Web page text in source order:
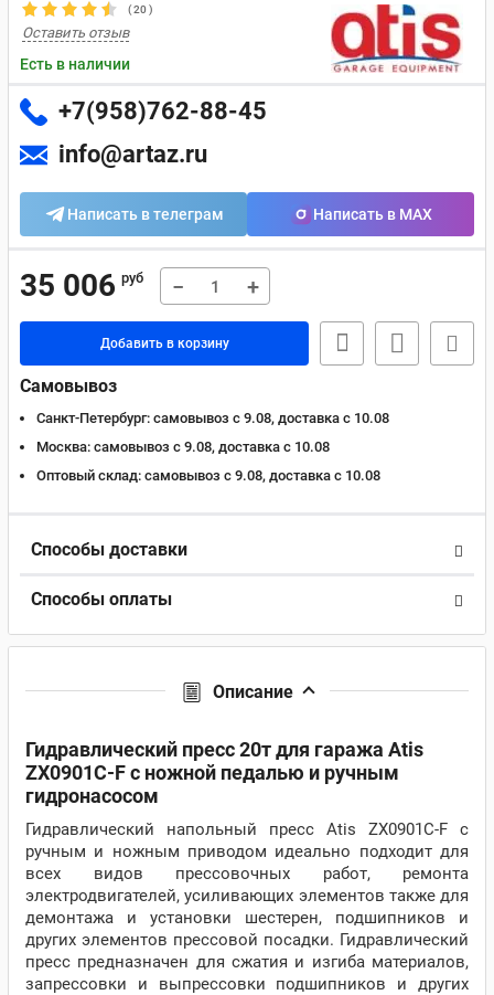
(20)
Оставить отзыв
Есть в наличии
+7(958)762-88-45
info@artaz.ru
Написать в телеграм Написать в MAX
35 006 руб − +
Добавить в корзину
Самовывоз
Санкт-Петербург: самовывоз с 9.08, доставка c 10.08
Москва: самовывоз с 9.08, доставка c 10.08
Оптовый склад: самовывоз с 9.08, доставка c 10.08
Способы доставки
Способы оплаты
Описание
Гидравлический пресс 20т для гаража Atis
ZX0901C-F с ножной педалью и ручным
гидронасосом
Гидравлический напольный пресс Atis ZX0901C-F с
ручным и ножным приводом идеально подходит для
всех видов прессовочных работ, ремонта
электродвигателей, усиливающих элементов также для
демонтажа и установки шестерен, подшипников и
других элементов прессовой посадки. Гидравлический
пресс предназначен для сжатия и изгиба материалов,
запрессовки и выпрессовки подшипников и других